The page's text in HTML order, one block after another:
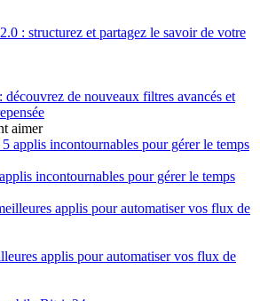
: structurez et partagez le savoir de votre
de nouveaux filtres avancés et
aimer
incontournables pour gérer le temps
applis pour automatiser vos flux de